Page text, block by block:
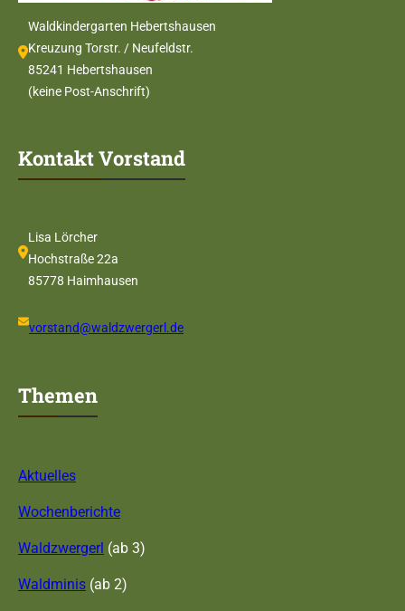
Waldkindergarten Hebertshausen
Kreuzung Torstr. / Neufeldstr.
85241 Hebertshausen
(keine Post-Anschrift)
Kontakt Vorstand
Lisa Lörcher
Hochstraße 22a
85778 Haimhausen
vorstand@waldzwergerl.de
Themen
Aktuelles
Wochenberichte
Waldzwergerl (ab 3)
Waldminis (ab 2)